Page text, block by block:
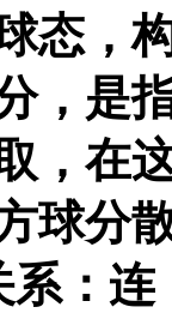
态，
，是
，在
球分
系：